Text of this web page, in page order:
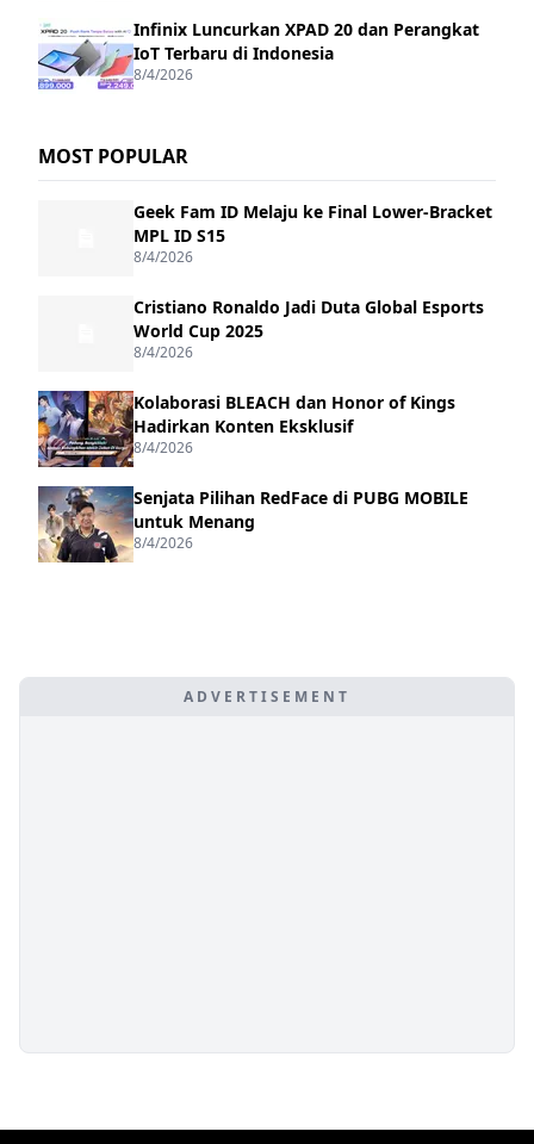
Infinix Luncurkan XPAD 20 dan Perangkat
IoT Terbaru di Indonesia
8/4/2026
MOST POPULAR
Geek Fam ID Melaju ke Final Lower-Bracket
MPL ID S15
8/4/2026
Cristiano Ronaldo Jadi Duta Global Esports
World Cup 2025
8/4/2026
Kolaborasi BLEACH dan Honor of Kings
Hadirkan Konten Eksklusif
8/4/2026
Senjata Pilihan RedFace di PUBG MOBILE
untuk Menang
8/4/2026
ADVERTISEMENT